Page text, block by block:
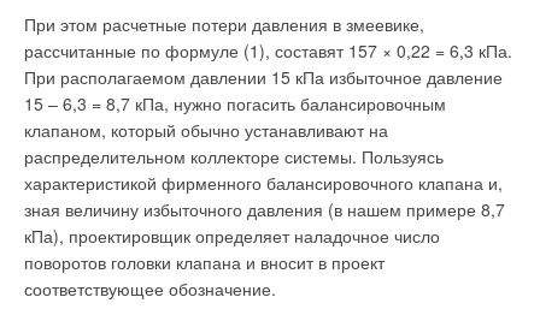
При этом расчетные потери давления в змеевике,
рассчитанные по формуле (1), составят 157 × 0,22 = 6,3 кПа.
При располагаемом давлении 15 кПа избыточное давление
15 – 6,3 = 8,7 кПа, нужно погасить балансировочным
клапаном, который обычно устанавливают на
распределительном коллекторе системы. Пользуясь
характеристикой фирменного балансировочного клапана и,
зная величину избыточного давления (в нашем примере 8,7
кПа), проектировщик определяет наладочное число
поворотов головки клапана и вносит в проект
соответствующее обозначение.
оборудования. Установленные у собственников квартир и на
всех отходящих от теплопункта магистралях ультразвуковые
приборы учета
Kamstrup
Multical 401 предполагают
объединение в единую систему диспетчеризации для
централизованного сбора данных на компьютер
диспетчера».
По словам специалиста, основываясь на показаниях
теплосчетчиков, эксплуатирующая организация может
давать собственникам рекомендации по оптимизации и
обслуживанию внутриквартирных коммуникаций. «Иногда мы
советуем установить дополнительный насос, переложить